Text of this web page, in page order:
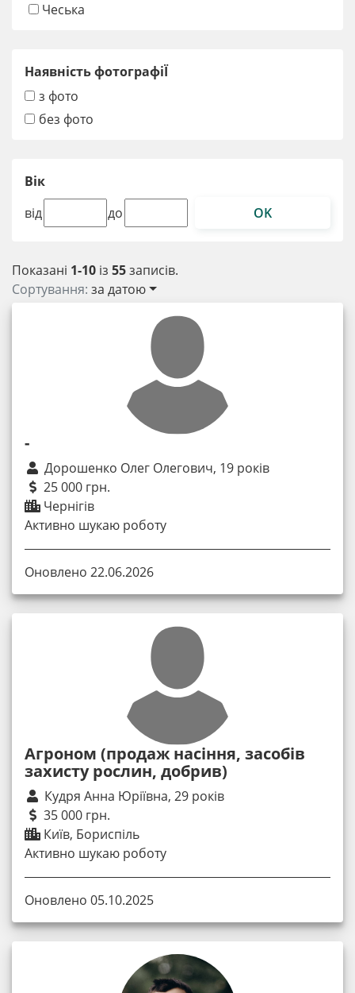
Показані 1-10 із 55записів.
Сортування: за датою
-
Дорошенко Олег Олегович, 19 років
25 000 грн.
Чернігів
Активно шукаю роботу
Оновлено 22.06.2026
Агроном (продаж насіння, засобів
захисту рослин, добрив)
Кудря Анна Юріївна, 29 років
35 000 грн.
Київ, Бориспіль
Активно шукаю роботу
Оновлено 05.10.2025
Чеська
Наявність фотографіЇ
з фото
без фото
Вік
від
до OK